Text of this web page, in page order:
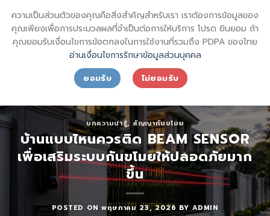
sql_sktsecurity_
ความเป็นส่วนตัวของคุณคือสิ่งสำคัญสำหรับเรา เราต้องการข้อมูลของ
คุณเพียงเพื่อการประมวลผลที่จำเป็นต่อการให้บริการ โปรด ยินยอม ถ้า
คุณยอมรับเงื่อนไขการข้อตกลงในการใช้งานที่รวมถึง PDPA ของไทย
อ่านเงื่อนไขการรักษาข้อมูลส่วนบุคคล
ยอมรับ
ไม่ยอมรับ
to
content
SECURITY SHIN KONG (THAI) INTERNATIONAL CO.,LTD.
บทความน่ารู้, สัญญากันขโมย
บ้านแบบไหนควรติด BEAM SENSOR
เพื่อเสริมระบบกันขโมยให้ปลอดภัยมาก
ขึ้น
POSTED ONพฤษภาคม 23, 2026BYADMIN